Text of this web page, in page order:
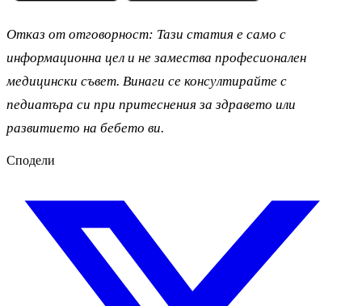
Отказ от отговорност: Тази статия е само с
информационна цел и не замества професионален
медицински съвет. Винаги се консултирайте с
педиатъра си при притеснения за здравето или
развитието на бебето ви.
Сподели